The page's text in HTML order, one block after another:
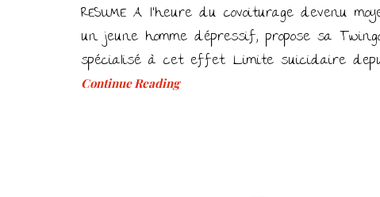
RESUME A l’heure du covoiturage devenu
un jeune homme dépressif, propose sa
spécialisé à cet effet. Limite suicidaire
Continue Reading